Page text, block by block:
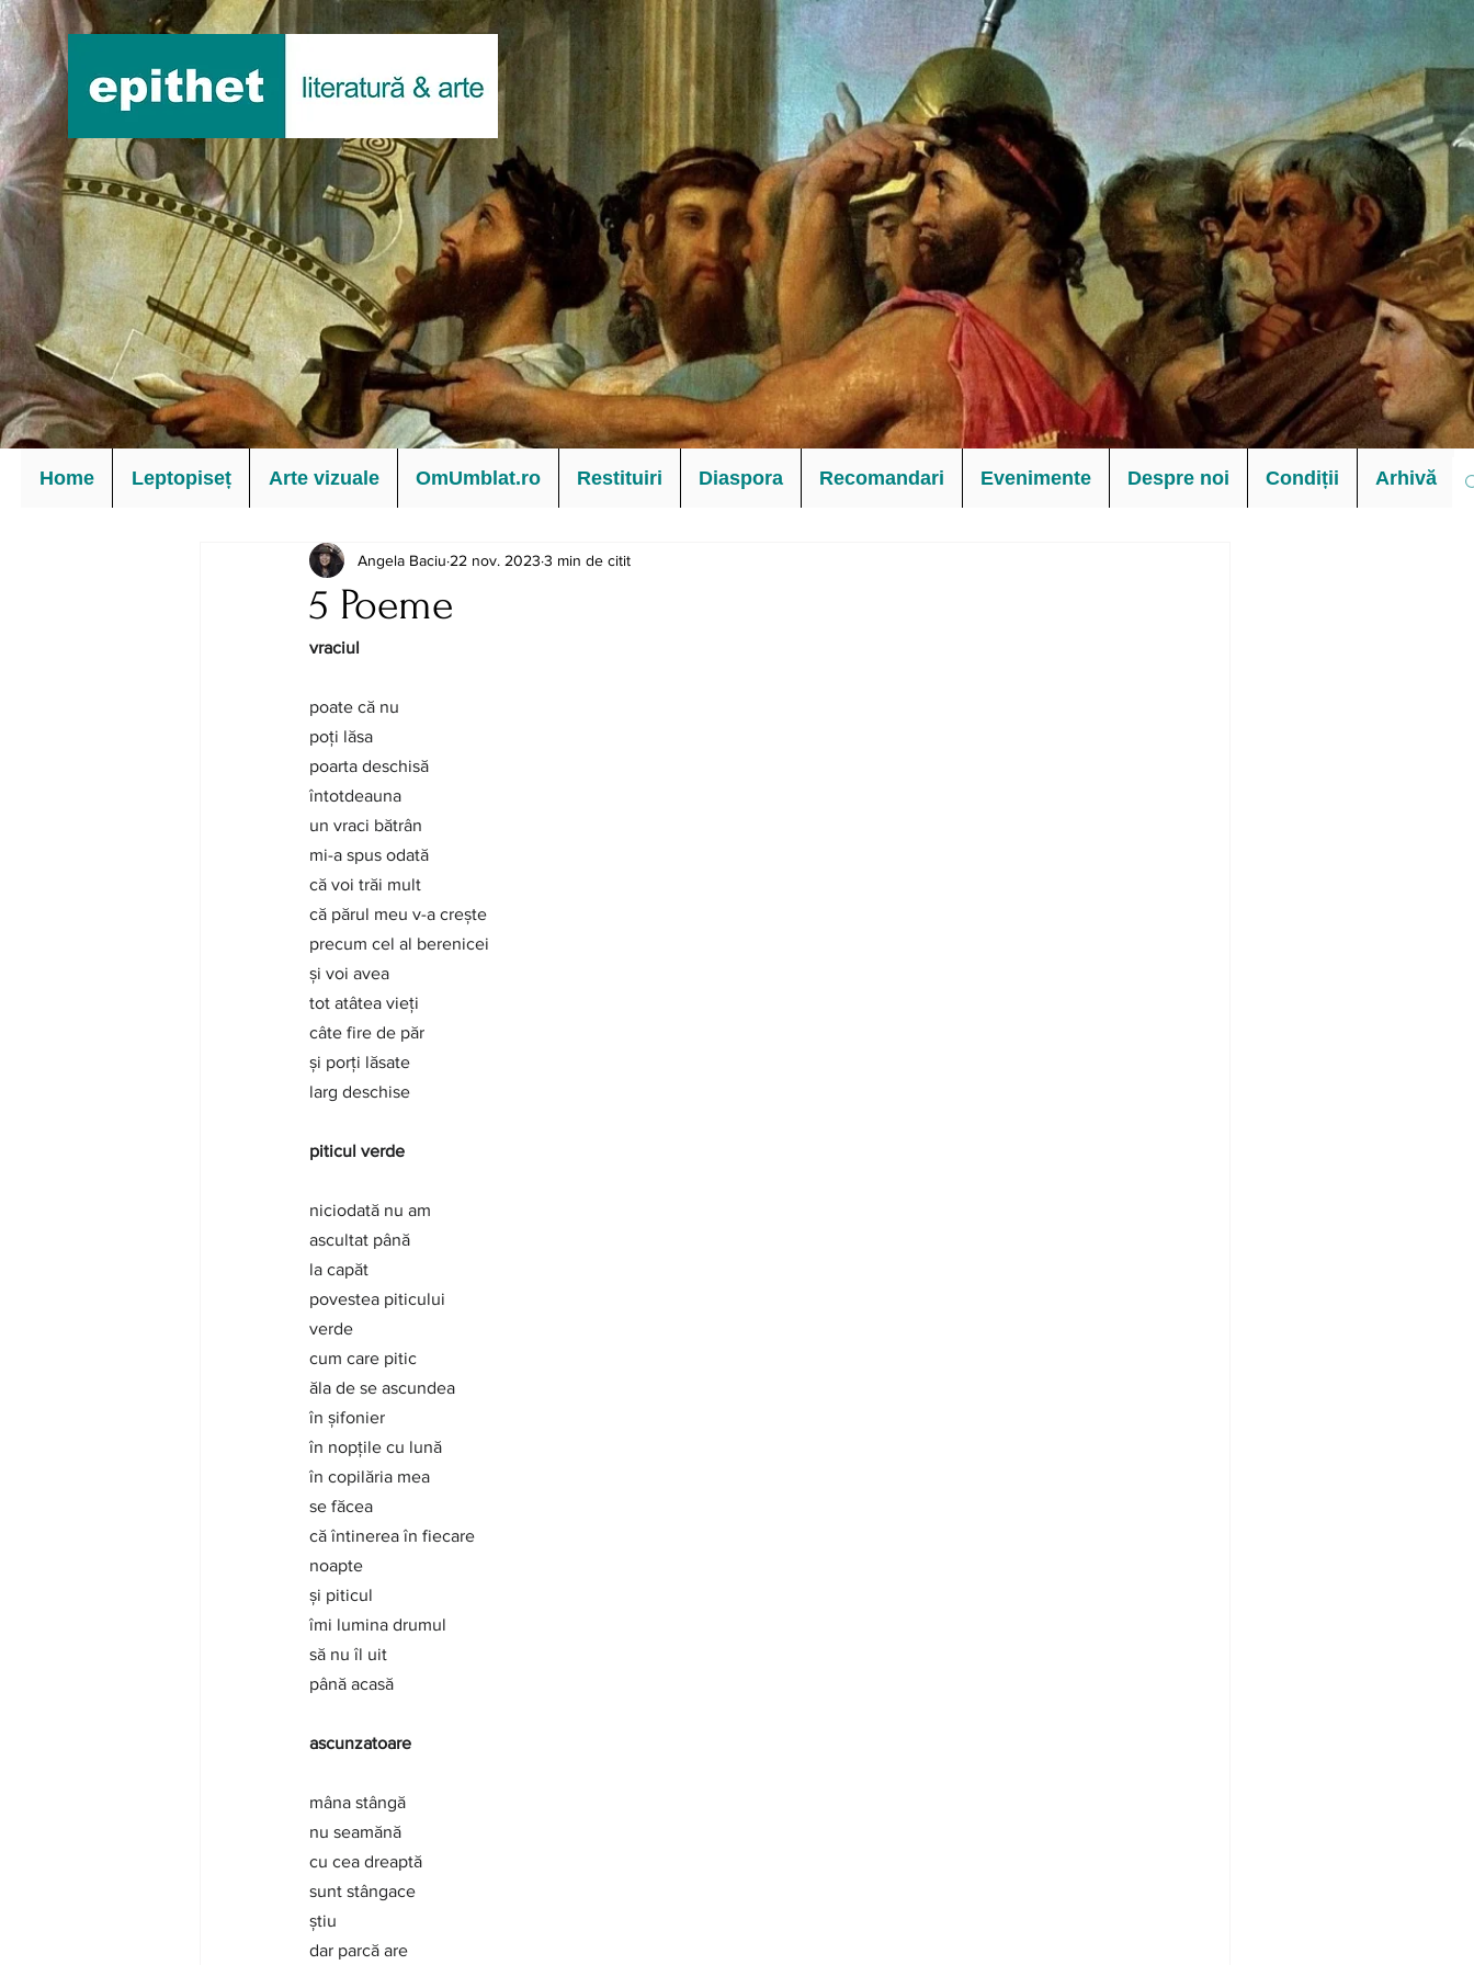
Home Leptopiseț Arte vizuale OmUmblat.ro Restituiri Diaspora Recomandari Evenimente Despre noi Condiții Arhivă
5 Poeme
Angela Baciu 22 nov. 2023 3 min de citit
vraciul
poate că nu
poți lăsa
poarta deschisă
întotdeauna
un vraci bătrân
mi-a spus odată
că voi trăi mult
că părul meu v-a crește
precum cel al berenicei
și voi avea
tot atâtea vieți
câte fire de păr
și porți lăsate
larg deschise
piticul verde
niciodată nu am
ascultat până
la capăt
povestea piticului
verde
cum care pitic
ăla de se ascundea
în șifonier
în nopțile cu lună
în copilăria mea
se făcea
că întinerea în fiecare
noapte
și piticul
îmi lumina drumul
să nu îl uit
până acasă
ascunzatoare
mâna stângă
nu seamănă
cu cea dreaptă
sunt stângace
știu
dar parcă are